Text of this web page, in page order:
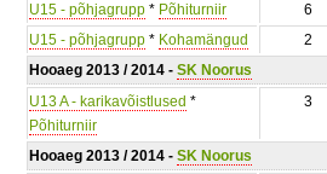
U15 - põhjagrupp * Põhiturniir 6
U15 - põhjagrupp * Kohamängud 2
Hooaeg 2013 / 2014 - SK Noorus
U13 A - karikavõistlused *
Põhiturniir
3
Hooaeg 2013 / 2014 - SK Noorus